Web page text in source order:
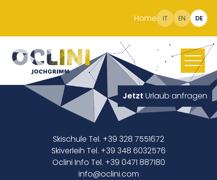
Home IT EN DE
Jetzt Urlaub anfragen
Skischule Tel. +39 328 7551672
Skiverleih Tel. +39 348 6032576
Oclini Info Tel. +39 0471 887180
info@oclini.com